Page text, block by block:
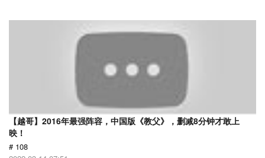
【越哥】2016年最强阵容，中国版《教父》，删减8分钟才敢上
映！
# 108